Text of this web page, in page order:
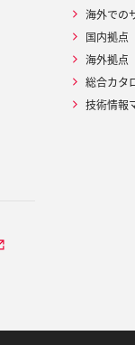
海外での
国内拠点
海外拠点
総合カタ
技術情報